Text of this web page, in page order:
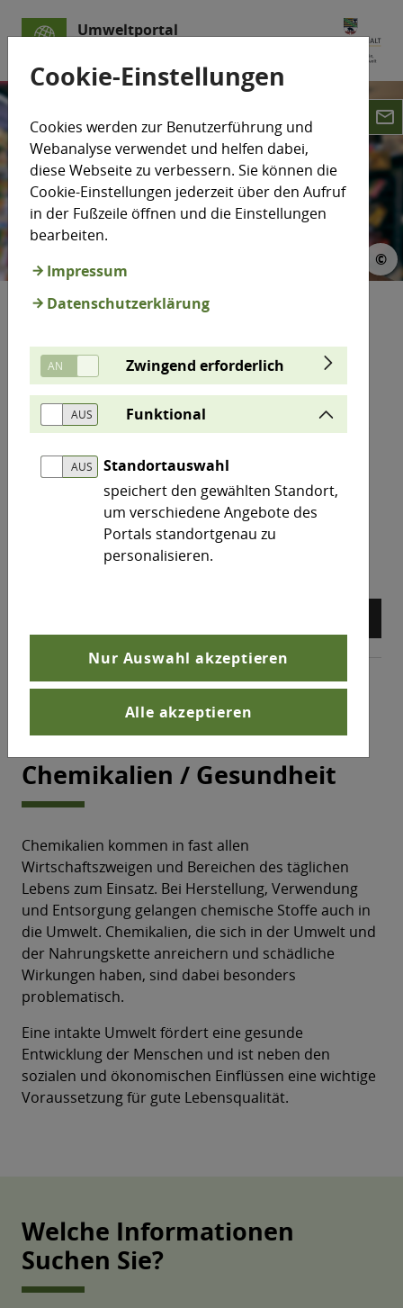
Umweltportal
©
Scan 4 Chem
Scannen Sie einen Barcode und fragen Sie nach
besonders besorgniserregenden Chemikalien
(SVHCs) in Gegenständen des täglichen Gebrauchs.
north_east Scan 4 Chem
Chemikalien / Gesundheit
Chemikalien / Gesundheit
Chemikalien kommen in fast allen
Wirtschaftszweigen und Bereichen des täglichen
Lebens zum Einsatz. Bei Herstellung, Verwendung
und Entsorgung gelangen chemische Stoffe auch in
die Umwelt. Chemikalien, die sich in der Umwelt und
der Nahrungskette anreichern und schädliche
Wirkungen haben, sind dabei besonders
problematisch.
Eine intakte Umwelt fördert eine gesunde
Entwicklung der Menschen und ist neben den
sozialen und ökonomischen Einflüssen eine wichtige
Voraussetzung für gute Lebensqualität.
Welche Informationen
Suchen Sie?
Cookie-Einstellungen
Cookies werden zur Benutzerführung und
Webanalyse verwendet und helfen dabei,
diese Webseite zu verbessern. Sie können die
Cookie-Einstellungen jederzeit über den Aufruf
in der Fußzeile öffnen und die Einstellungen
bearbeiten.
Impressum
Datenschutzerklärung
Zwingend erforderlich
Funktional
Standortauswahl
speichert den gewählten Standort,
um verschiedene Angebote des
Portals standortgenau zu
personalisieren.
Nur Auswahl akzeptieren
Alle akzeptieren
email